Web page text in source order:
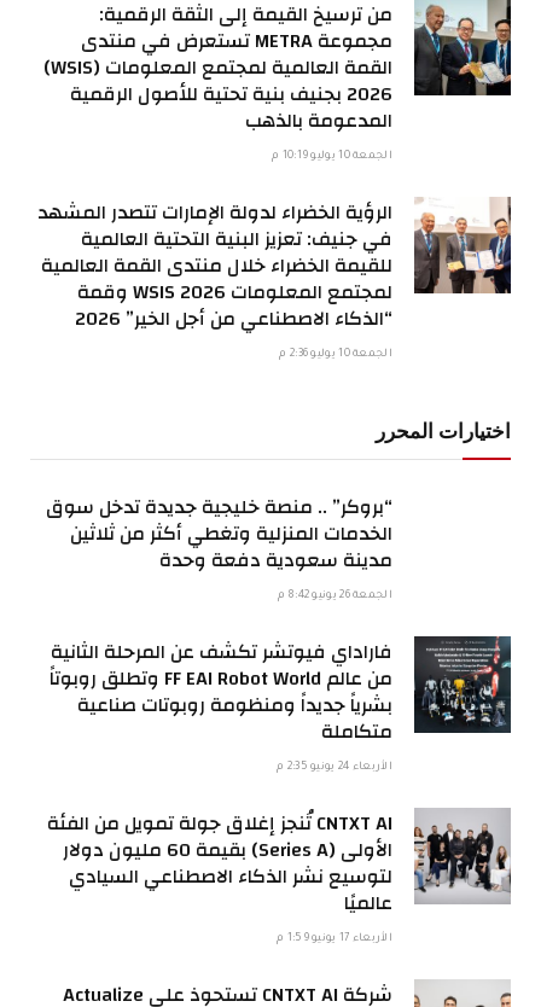
من ترسيخ القيمة إلى الثقة الرقمية:
مجموعة METRA تستعرض في منتدى
القمة العالمية لمجتمع المعلومات (WSIS)
2026 بجنيف بنية تحتية للأصول الرقمية
المدعومة بالذهب
الجمعة 10 يوليو 10:19 م
الرؤية الخضراء لدولة الإمارات تتصدر المشهد
في جنيف: تعزيز البنية التحتية العالمية
للقيمة الخضراء خلال منتدى القمة العالمية
لمجتمع المعلومات WSIS 2026 وقمة
“الذكاء الاصطناعي من أجل الخير” 2026
الجمعة 10 يوليو 2:36 م
اختيارات المحرر
“بروكر” .. منصة خليجية جديدة تدخل سوق
الخدمات المنزلية وتغطي أكثر من ثلاثين
مدينة سعودية دفعة وحدة
الجمعة 26 يونيو 8:42 م
فاراداي فيوتشر تكشف عن المرحلة الثانية
من عالم FF EAI Robot World وتطلق روبوتاً
بشرياً جديداً ومنظومة روبوتات صناعية
متكاملة
الأربعاء 24 يونيو 2:35 م
CNTXT AI تُنجز إغلاق جولة تمويل من الفئة
الأولى (Series A) بقيمة 60 مليون دولار
لتوسيع نشر الذكاء الاصطناعي السيادي
عالميًا
الأربعاء 17 يونيو 1:59 م
شركة CNTXT AI تستحوذ على Actualize